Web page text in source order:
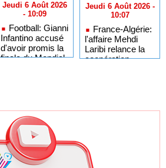
Jeudi 6 Août 2026
- 10:09
Football: Gianni
Infantino accusé
d'avoir promis la
finale du Mondial
Jeudi 6 Août 2026 -
10:07
France-Algérie:
l'affaire Mehdi
Laribi relance la
coopération